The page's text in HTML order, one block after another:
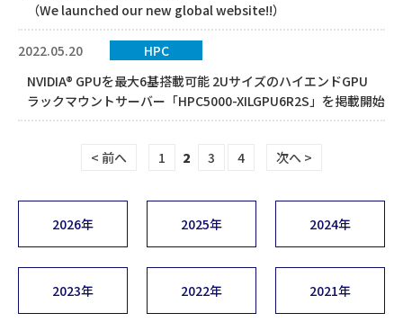
（We launched our new global website!!）
2022.05.20
HPC
NVIDIA® GPUを最大6基搭載可能 2UサイズのハイエンドGPU
ラックマウントサーバー「HPC5000-XILGPU6R2S」を掲載開始
< 前へ 1 2 3 4 次へ >
2026年 2025年 2024年
2023年 2022年 2021年